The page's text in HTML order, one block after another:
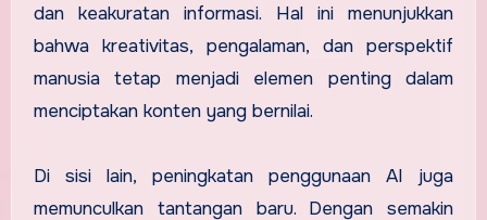
dan keakuratan informasi. Hal ini menunjukkan
bahwa kreativitas, pengalaman, dan perspektif
manusia tetap menjadi elemen penting dalam
menciptakan konten yang bernilai.
Di sisi lain, peningkatan penggunaan AI juga
memunculkan tantangan baru. Dengan semakin